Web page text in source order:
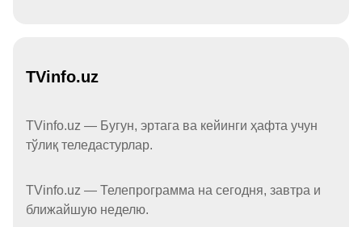
TVinfo.uz
TVinfo.uz — Бугун, эртага ва кейинги ҳафта учун
тўлиқ теледастурлар.
TVinfo.uz — Телепрограмма на сегодня, завтра и
ближайшую неделю.